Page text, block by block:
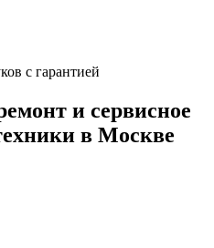
с гарантией
и сервисное
в Москве